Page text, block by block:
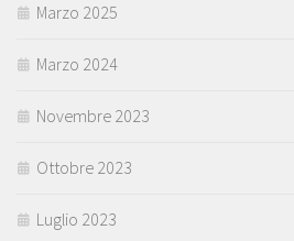
Marzo 2025
Marzo 2024
Novembre 2023
Ottobre 2023
Luglio 2023